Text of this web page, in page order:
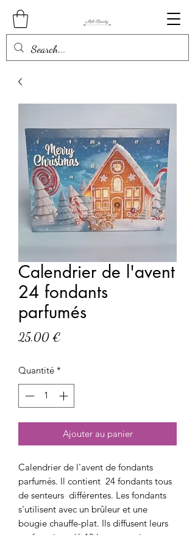
Calendrier de l'avent
24 fondants
parfumés
25,00 €
Quantité *
Ajouter au panier
Calendrier de l'avent de fondants
parfumés. Il contient 24 fondants tous
de senteurs différentes. Les fondants
s'utilisent avec un brûleur et une
bougie chauffe-plat. Ils diffusent leurs
parfums jusqu'à 10 heures environ.